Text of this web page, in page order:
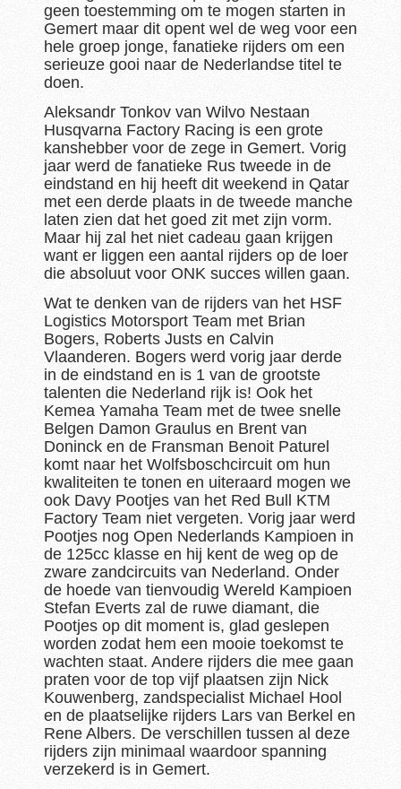
geen toestemming om te mogen starten in
Gemert maar dit opent wel de weg voor een
hele groep jonge, fanatieke rijders om een
serieuze gooi naar de Nederlandse titel te
doen.
Aleksandr Tonkov van Wilvo Nestaan
Husqvarna Factory Racing is een grote
kanshebber voor de zege in Gemert. Vorig
jaar werd de fanatieke Rus tweede in de
eindstand en hij heeft dit weekend in Qatar
met een derde plaats in de tweede manche
laten zien dat het goed zit met zijn vorm.
Maar hij zal het niet cadeau gaan krijgen
want er liggen een aantal rijders op de loer
die absoluut voor ONK succes willen gaan.
Wat te denken van de rijders van het HSF
Logistics Motorsport Team met Brian
Bogers, Roberts Justs en Calvin
Vlaanderen. Bogers werd vorig jaar derde
in de eindstand en is 1 van de grootste
talenten die Nederland rijk is! Ook het
Kemea Yamaha Team met de twee snelle
Belgen Damon Graulus en Brent van
Doninck en de Fransman Benoit Paturel
komt naar het Wolfsboschcircuit om hun
kwaliteiten te tonen en uiteraard mogen we
ook Davy Pootjes van het Red Bull KTM
Factory Team niet vergeten. Vorig jaar werd
Pootjes nog Open Nederlands Kampioen in
de 125cc klasse en hij kent de weg op de
zware zandcircuits van Nederland. Onder
de hoede van tienvoudig Wereld Kampioen
Stefan Everts zal de ruwe diamant, die
Pootjes op dit moment is, glad geslepen
worden zodat hem een mooie toekomst te
wachten staat. Andere rijders die mee gaan
praten voor de top vijf plaatsen zijn Nick
Kouwenberg, zandspecialist Michael Hool
en de plaatselijke rijders Lars van Berkel en
Rene Albers. De verschillen tussen al deze
rijders zijn minimaal waardoor spanning
verzekerd is in Gemert.